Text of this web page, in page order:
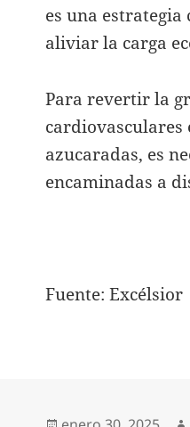
es una
aliviar la carga
Para revertir la
cardiovasculares
azucaradas, es
encaminadas a
Fuente: Excélsior